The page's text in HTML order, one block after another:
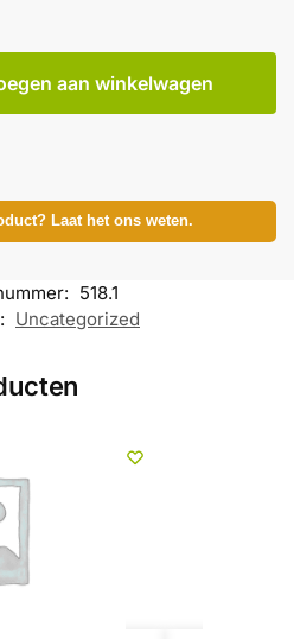
aan winkelwagen
Laat het ons weten.
518.1
Uncategorized